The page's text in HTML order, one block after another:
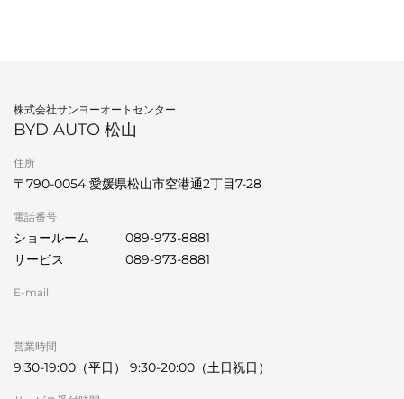
株式会社サンヨーオートセンター
BYD AUTO 松山
住所
〒790-0054 愛媛県松山市空港通2丁目7-28
電話番号
ショールーム
089-973-8881
サービス
089-973-8881
E-mail
営業時間
9:30-19:00（平日） 9:30-20:00（土日祝日）